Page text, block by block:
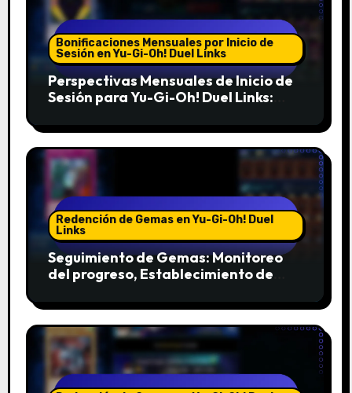
Bonificaciones Mensuales por Inicio de
Sesión en Yu-Gi-Oh! Duel Links
Perspectivas Mensuales de Inicio de
Sesión para Yu-Gi-Oh! Duel Links:
Comentarios de la comunidad,
Tendencias
Redención de Gemas en Yu-Gi-Oh! Duel
Links
Seguimiento de Gemas: Monitoreo
del progreso, Establecimiento de